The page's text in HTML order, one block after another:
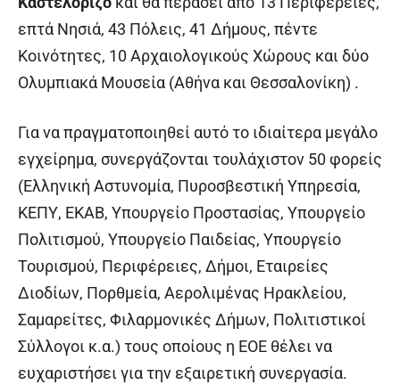
επτά Νησιά, 43 Πόλεις, 41 Δήμους, πέντε
Κοινότητες, 10 Αρχαιολογικούς Χώρους και δύο
Ολυμπιακά Μουσεία (Αθήνα και Θεσσαλονίκη) .
Για να πραγματοποιηθεί αυτό το ιδιαίτερα μεγάλο
εγχείρημα, συνεργάζονται τουλάχιστον 50 φορείς
(Ελληνική Αστυνομία, Πυροσβεστική Υπηρεσία,
ΚΕΠΥ, ΕΚΑΒ, Υπουργείο Προστασίας, Υπουργείο
Πολιτισμού, Υπουργείο Παιδείας, Υπουργείο
Τουρισμού, Περιφέρειες, Δήμοι, Εταιρείες
Διοδίων, Πορθμεία, Αερολιμένας Ηρακλείου,
Σαμαρείτες, Φιλαρμονικές Δήμων, Πολιτιστικοί
Σύλλογοι κ.α.) τους οποίους η ΕΟΕ θέλει να
ευχαριστήσει για την εξαιρετική συνεργασία.